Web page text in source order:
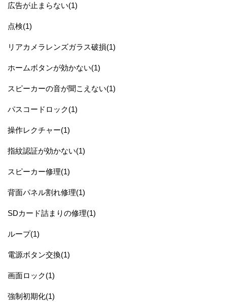
広告が止まらない(1)
点検(1)
リアカメラレンズガラス破損(1)
ホームボタンが効かない(1)
スピーカーの音が聞こえない(1)
パスコードロック(1)
操作レクチャー(1)
指紋認証が効かない(1)
スピーカー修理(1)
背面パネル割れ修理(1)
SDカード詰まりの修理(1)
ループ(1)
電源ボタン交換(1)
画面ロック(1)
強制初期化(1)